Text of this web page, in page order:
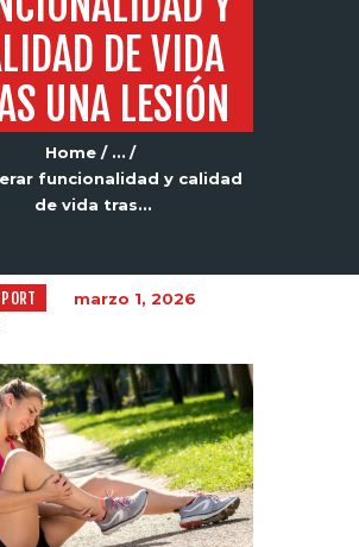
DE VIDA
UNA LESIÓN
Home
...
funcionalidad y calidad
de vida tras...
marzo 1, 2026